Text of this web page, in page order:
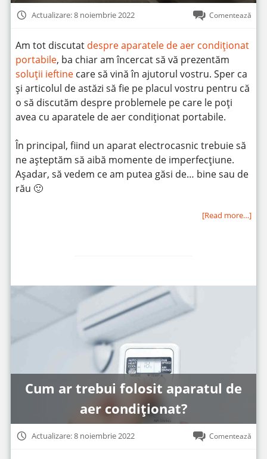
Actualizare: 8 noiembrie 2022 Comentează
Am tot discutat despre aparatele de aer condiționat
portabile, ba chiar am încercat să vă prezentăm
soluții ieftinecare să vină în ajutorul vostru. Sper ca
și articolul de astăzi să fie pe placul vostru pentru că
o să discutăm despre problemele pe care le poți
avea cu aparatele de aer condiționat portabile.
În principal, fiind un aparat electrocasnic trebuie să
ne așteptăm să aibă momente de imperfecțiune.
Așadar, să vedem ce am putea găsi de… bine sau de
rău 🙂
[Read more…]
Cum ar trebui folosit aparatul de
aer condiționat?
Actualizare: 8 noiembrie 2022 Comentează